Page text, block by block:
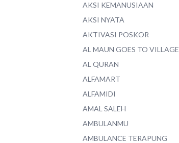
AKSI KEMANUSIAAN
AKSI NYATA
AKTIVASI POSKOR
AL MAUN GOES TO VILLAGE
AL QURAN
ALFAMART
ALFAMIDI
AMAL SALEH
AMBULANMU
AMBULANCE TERAPUNG